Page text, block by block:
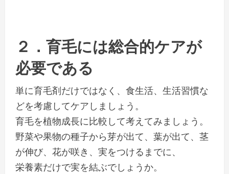
２．育毛には総合的ケアが
必要である
単に育毛剤だけではなく、食生活、生活習慣な
どを考慮してケアしましょう。
育毛を植物成長に比較して考えてみましょう。
野菜や果物の種子から芽が出て、葉が出て、茎
が伸び、花が咲き、実をつけるまでに、
栄養素だけで実を結ぶでしょうか。